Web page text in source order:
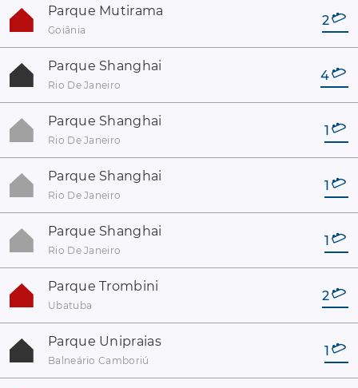
Parque Mutirama
Goiânia
2
Parque Shanghai
Rio De Janeiro
4
Parque Shanghai
Rio De Janeiro
1
Parque Shanghai
Rio De Janeiro
1
Parque Shanghai
Rio De Janeiro
1
Parque Trombini
Ubatuba
2
Parque Unipraias
Balneário Camboriú
1